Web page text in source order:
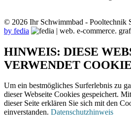
© 2026 Ihr Schwimmbad - Pooltechnik
by fedia
HINWEIS: DIESE
VERWENDET
Um ein bestmögliches Surferlebnis zu
dieser Webseite Cookies gespeichert.
dieser Seite erklären Sie sich mit den
einverstanden. Datenschutzhinweis